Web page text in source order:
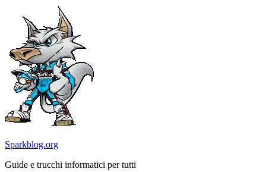
contenuto
Sparkblog.org
Guide e trucchi informatici per tutti